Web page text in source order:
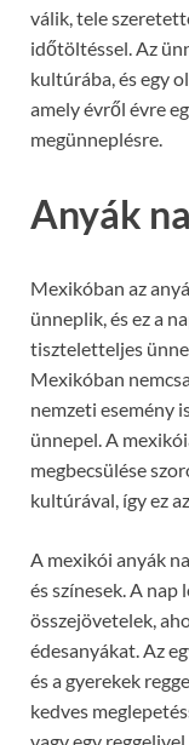
válik, tele
időtöltéssel. Az
kultúrába, és egy
amely évről évre
megünneplésre.
Anyák
Mexikóban az
ünneplik, és ez a
tiszteletteljes
Mexikóban
nemzeti esemény
ünnepel. A
megbecsülése
kultúrával, így ez
A mexikói anyák
és színesek. A nap
összejövetelek,
édesanyákat. Az
és a gyerekek
kedves